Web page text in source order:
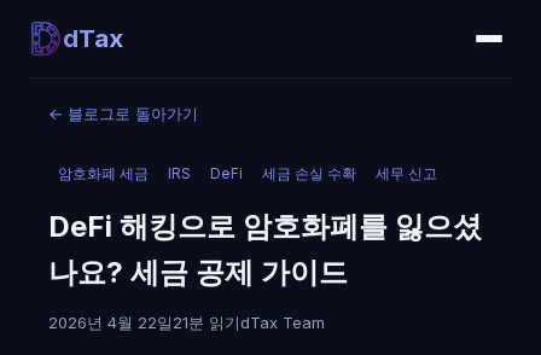
dTax
← 블로그로 돌아가기
암호화폐 세금 IRS DeFi 세금 손실 수확 세무 신고
DeFi 해킹으로 암호화폐를 잃으셨
나요? 세금 공제 가이드
2026년 4월 22일21분 읽기dTax Team